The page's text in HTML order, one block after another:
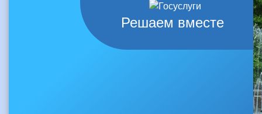
Решаем вместе